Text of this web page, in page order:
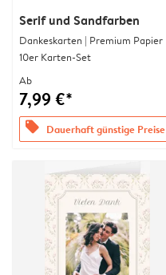
Serif und Sandfarben
Dankeskarten | Premium Papier
10er Karten-Set
Ab
7,99 €*
offers Dauerhaft günstige Preise